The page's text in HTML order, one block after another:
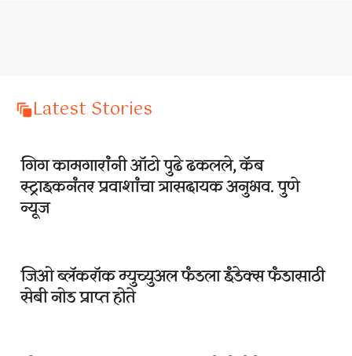
Latest Stories
गिग कामगारांनी ऑटो पुढे ढकलले, कॅब
स्ट्राइकनंतर प्रवाशांचा त्रासदायक अनुभव. पुणे
न्यूज
जिओ ब्लॅकरॉक म्युच्युअल फंडला इंडेक्स फंडासाठी
सेबी नोड प्राप्त होते